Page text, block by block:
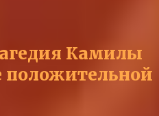
Камилы
положительной